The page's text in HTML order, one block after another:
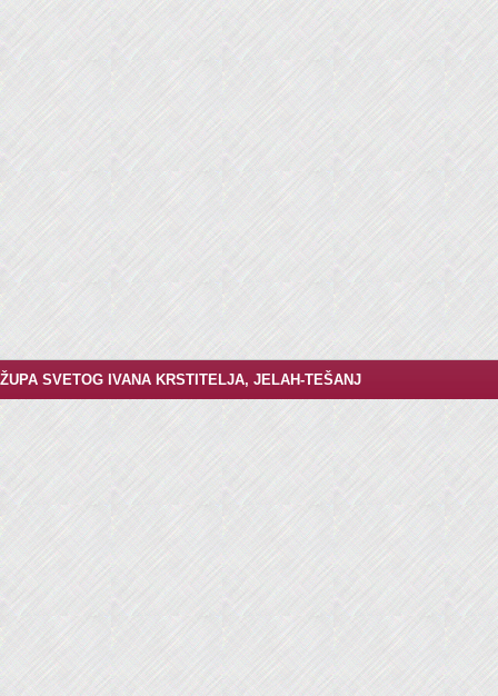
ŽUPA SVETOG IVANA KRSTITELJA, JELAH-TEŠANJ